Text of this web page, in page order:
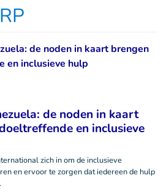
de noden in kaart
en inclusieve
zich in om de inclusieve
en ervoor te zorgen dat iedereen de hulp